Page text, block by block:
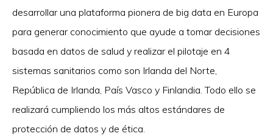
desarrollar una plataforma pionera de big data en Europa
para generar conocimiento que ayude a tomar decisiones
basada en datos de salud y realizar el pilotaje en 4
sistemas sanitarios como son Irlanda del Norte,
República de Irlanda, País Vasco y Finlandia. Todo ello se
realizará cumpliendo los más altos estándares de
protección de datos y de ética.